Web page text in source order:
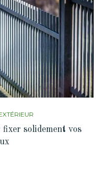
solidement vos